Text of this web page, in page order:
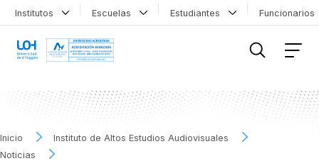
Institutos Escuelas Estudiantes
Inicio
Instituto de Altos Estudios Audiovisuales
Noticias